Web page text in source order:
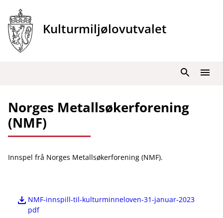
innhold
Kulturmiljølovutvalet
Meny
Søk
Norges Metallsøkerforening
(NMF)
Innspel frå Norges Metallsøkerforening (NMF).
NMF-innspill-til-kulturminneloven-31-januar-2023
pdf